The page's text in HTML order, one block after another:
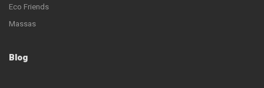
Eco Friends
Massas
Blog